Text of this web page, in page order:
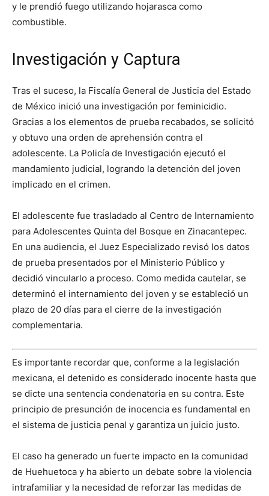
y le prendió fuego utilizando hojarasca como
combustible.
Investigación y Captura
Tras el suceso, la Fiscalía General de Justicia del Estado
de México inició una investigación por feminicidio.
Gracias a los elementos de prueba recabados, se solicitó
y obtuvo una orden de aprehensión contra el
adolescente. La Policía de Investigación ejecutó el
mandamiento judicial, logrando la detención del joven
implicado en el crimen.
El adolescente fue trasladado al Centro de Internamiento
para Adolescentes Quinta del Bosque en Zinacantepec.
En una audiencia, el Juez Especializado revisó los datos
de prueba presentados por el Ministerio Público y
decidió vincularlo a proceso. Como medida cautelar, se
determinó el internamiento del joven y se estableció un
plazo de 20 días para el cierre de la investigación
complementaria.
Es importante recordar que, conforme a la legislación
mexicana, el detenido es considerado inocente hasta que
se dicte una sentencia condenatoria en su contra. Este
principio de presunción de inocencia es fundamental en
el sistema de justicia penal y garantiza un juicio justo.
El caso ha generado un fuerte impacto en la comunidad
de Huehuetoca y ha abierto un debate sobre la violencia
intrafamiliar y la necesidad de reforzar las medidas de